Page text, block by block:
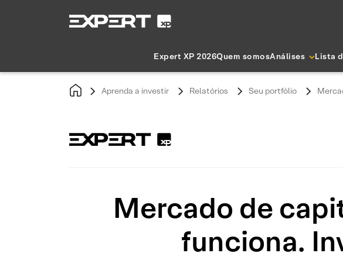
Expert XP 2026Quem somosAnálises Lista
Aprenda a investir Relatórios Seu portfólio
Mercado de
funciona.